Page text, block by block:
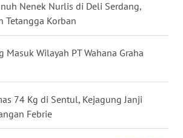
Nenek Nurlis di Deli Serdang,
Tetangga Korban
Masuk Wilayah PT Wahana Graha
74 Kg di Sentul, Kejagung Janji
Febrie